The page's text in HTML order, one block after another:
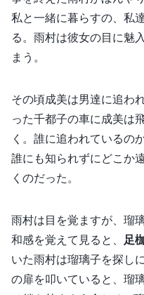
私と一緒に暮らすの、私
る。雨村は彼女の目に魅
まう。
その頃成美は男達に追わ
った千都子の車に成美は
く。誰に追われているの
誰にも知られずにどこか
くのだった。
雨村は目を覚ますが、瑠
和感を覚えて見ると、
足
いた雨村は瑠璃子を探し
の扉を叩いていると、瑠